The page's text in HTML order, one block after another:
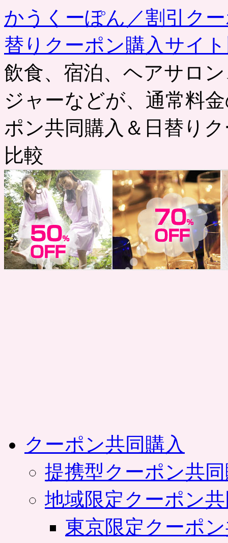
かうくーぽん／割引ク
替りクーポン購入サイ
飲食、宿泊、ヘアサロ
ジャーなどが、通常料
ポン共同購入＆日替り
比較
クーポン共同購入
提携型クーポン共
地域限定クーポン
東京限定クーポ